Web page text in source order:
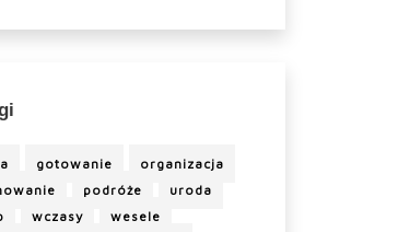
gotowanie
organizacja
podróże
uroda
wczasy
wesele